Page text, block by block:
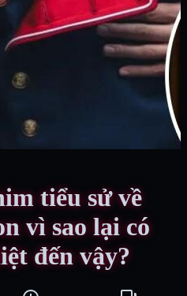
tiểu sử về
vì sao lại có
đến vậy?